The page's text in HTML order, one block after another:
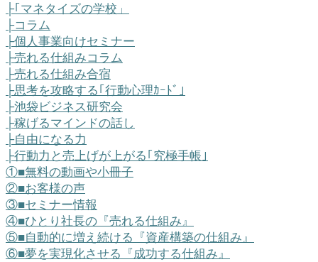
├｢マネタイズの学校」
├コラム
├個人事業向けセミナー
├売れる仕組みコラム
├売れる仕組み合宿
├思考を攻略する｢行動心理ｶｰﾄﾞ｣
├池袋ビジネス研究会
├稼げるマインドの話し
├自由になる力
├行動力と売上げが上がる｢究極手帳｣
①■無料の動画や小冊子
②■お客様の声
③■セミナー情報
④■ひとり社長の『売れる仕組み』
⑤■自動的に増え続ける『資産構築の仕組み』
⑥■夢を実現化させる『成功する仕組み』